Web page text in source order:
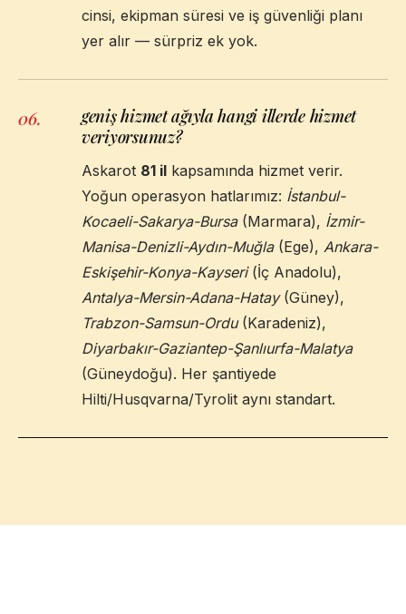
cinsi, ekipman süresi ve iş güvenliği planı
yer alır — sürpriz ek yok.
06.
geniş hizmet ağıyla hangi illerde hizmet
veriyorsunuz?
Askarot 81 il kapsamında hizmet verir.
Yoğun operasyon hatlarımız: İstanbul-
Kocaeli-Sakarya-Bursa(Marmara), İzmir-
Manisa-Denizli-Aydın-Muğla(Ege), Ankara-
Eskişehir-Konya-Kayseri(İç Anadolu),
Antalya-Mersin-Adana-Hatay(Güney),
Trabzon-Samsun-Ordu(Karadeniz),
Diyarbakır-Gaziantep-Şanlıurfa-Malatya
(Güneydoğu). Her şantiyede
Hilti/Husqvarna/Tyrolit aynı standart.